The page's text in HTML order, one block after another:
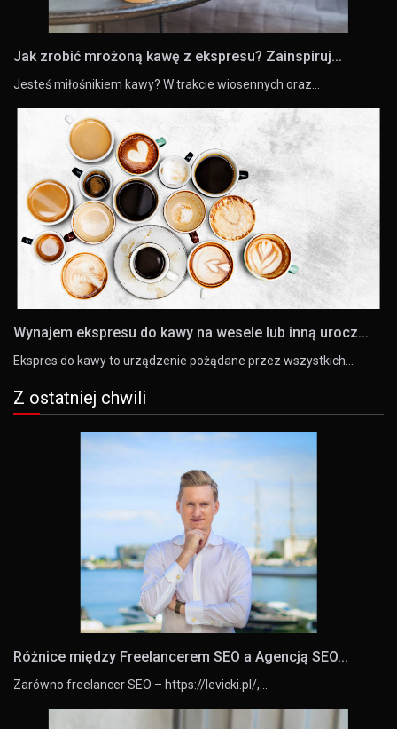
Jak zrobić mrożoną kawę z ekspresu? Zainspiruj...
Jesteś miłośnikiem kawy? W trakcie wiosennych oraz…
Wynajem ekspresu do kawy na wesele lub inną urocz...
Ekspres do kawy to urządzenie pożądane przez wszystkich…
Z ostatniej chwili
Różnice między Freelancerem SEO a Agencją SEO...
Zarówno freelancer SEO – https://levicki.pl/,…